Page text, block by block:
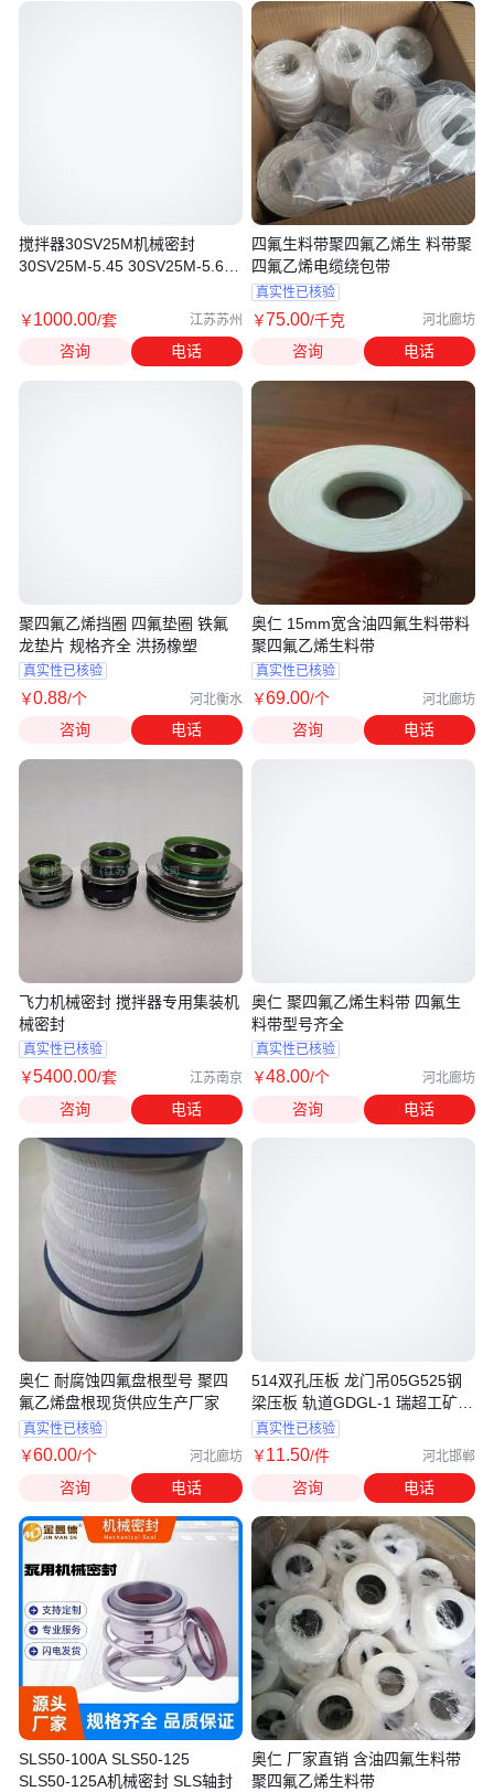
搅拌器30SV25M机械密封
30SV25M-5.45 30SV25M-5.67
￥1000.00/套 江苏苏州
咨询 电话
聚四氟乙烯挡圈 四氟垫圈 铁氟
龙垫片 规格齐全 洪扬橡塑
真实性已核验
￥0.88/个 河北衡水
咨询 电话
飞力机械密封 搅拌器专用集装机
械密封
真实性已核验
￥5400.00/套 江苏南京
咨询 电话
奥仁 耐腐蚀四氟盘根型号 聚四
氟乙烯盘根现货供应生产厂家
真实性已核验
￥60.00/个 河北廊坊
咨询 电话
SLS50-100A SLS50-125
SLS50-125A机械密封 SLS轴封
四氟生料带聚四氟乙烯生 料带聚
四氟乙烯电缆绕包带
真实性已核验
￥75.00/千克 河北廊坊
咨询 电话
奥仁 15mm宽含油四氟生料带料
聚四氟乙烯生料带
真实性已核验
￥69.00/个 河北廊坊
咨询 电话
奥仁 聚四氟乙烯生料带 四氟生
料带型号齐全
真实性已核验
￥48.00/个 河北廊坊
咨询 电话
514双孔压板 龙门吊05G525钢
梁压板 轨道GDGL-1 瑞超工矿定
制
真实性已核验
￥11.50/件 河北邯郸
咨询 电话
奥仁 厂家直销 含油四氟生料带
聚四氟乙烯生料带